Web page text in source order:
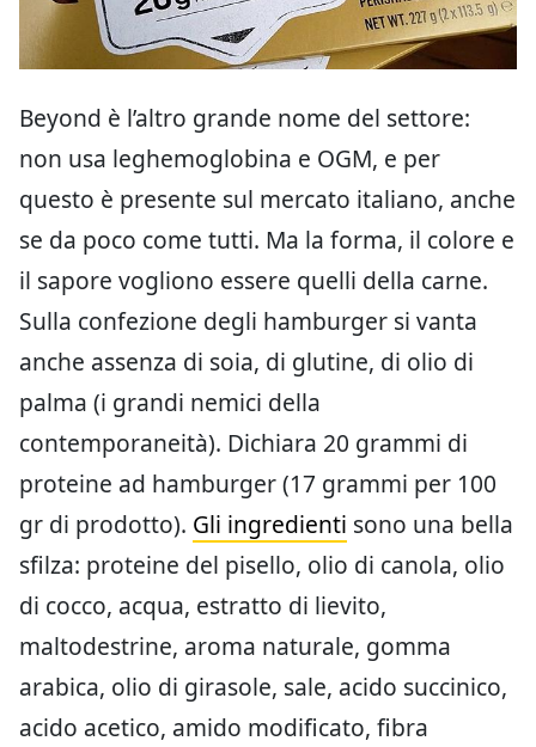
Beyond è l’altro grande nome del settore:
non usa leghemoglobina e OGM, e per
questo è presente sul mercato italiano, anche
se da poco come tutti. Ma la forma, il colore e
il sapore vogliono essere quelli della carne.
Sulla confezione degli hamburger si vanta
anche assenza di soia, di glutine, di olio di
palma (i grandi nemici della
contemporaneità). Dichiara 20 grammi di
proteine ad hamburger (17 grammi per 100
gr di prodotto). Gli ingredienti sono una bella
sfilza: proteine del pisello, olio di canola, olio
di cocco, acqua, estratto di lievito,
maltodestrine, aroma naturale, gomma
arabica, olio di girasole, sale, acido succinico,
acido acetico, amido modificato, fibra